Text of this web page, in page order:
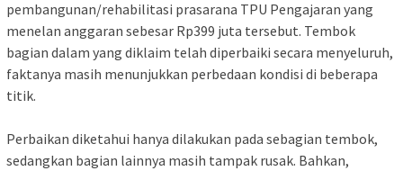
pembangunan/rehabilitasi prasarana TPU Pengajaran yang
menelan anggaran sebesar Rp399 juta tersebut. Tembok
bagian dalam yang diklaim telah diperbaiki secara menyeluruh,
faktanya masih menunjukkan perbedaan kondisi di beberapa
titik.
‎Perbaikan diketahui hanya dilakukan pada sebagian tembok,
sedangkan bagian lainnya masih tampak rusak. Bahkan,